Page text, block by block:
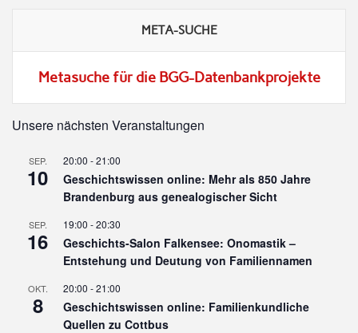
META-SUCHE
Metasuche für die BGG-Datenbankprojekte
Unsere nächsten Veranstaltungen
SEP.
10
20:00 -21:00
Geschichtswissen online: Mehr als 850 Jahre
Brandenburg aus genealogischer Sicht
SEP.
16
19:00 -20:30
Geschichts-Salon Falkensee: Onomastik –
Entstehung und Deutung von Familiennamen
OKT.
8
20:00 -21:00
Geschichtswissen online: Familienkundliche
Quellen zu Cottbus